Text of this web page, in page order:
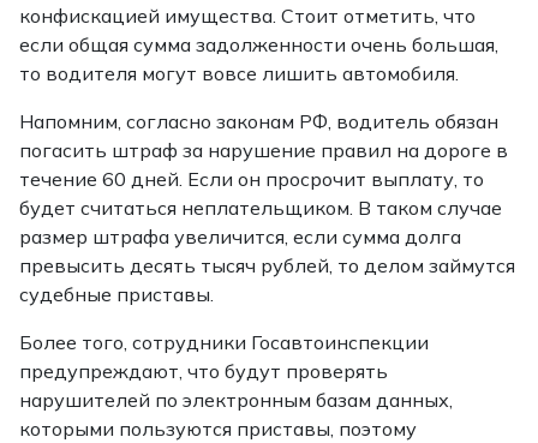
конфискацией имущества. Стоит отметить, что
если общая сумма задолженности очень большая,
то водителя могут вовсе лишить автомобиля.
Напомним, согласно законам РФ, водитель обязан
погасить штраф за нарушение правил на дороге в
течение 60 дней. Если он просрочит выплату, то
будет считаться неплательщиком. В таком случае
размер штрафа увеличится, если сумма долга
превысить десять тысяч рублей, то делом займутся
судебные приставы.
Более того, сотрудники Госавтоинспекции
предупреждают, что будут проверять
нарушителей по электронным базам данных,
которыми пользуются приставы, поэтому